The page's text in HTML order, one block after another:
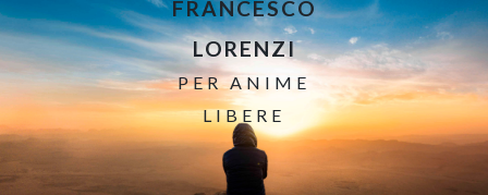
FRANCESCO
LORENZI
PER ANIME
LIBERE